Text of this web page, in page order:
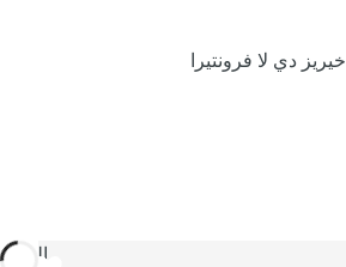
خيريز دي لا فرونتيرا
العودة